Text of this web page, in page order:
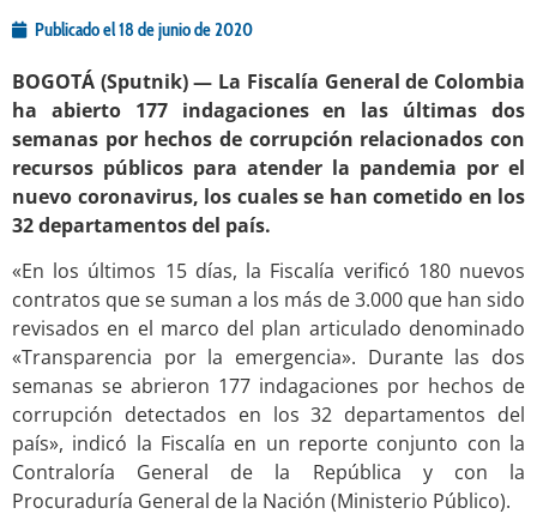
Publicado el18 de junio de 2020
BOGOTÁ (Sputnik) — La Fiscalía General de Colombia
ha abierto 177 indagaciones en las últimas dos
semanas por hechos de corrupción relacionados con
recursos públicos para atender la pandemia por el
nuevo coronavirus, los cuales se han cometido en los
32 departamentos del país.
«En los últimos 15 días, la Fiscalía verificó 180 nuevos
contratos que se suman a los más de 3.000 que han sido
revisados en el marco del plan articulado denominado
«Transparencia por la emergencia». Durante las dos
semanas se abrieron 177 indagaciones por hechos de
corrupción detectados en los 32 departamentos del
país», indicó la Fiscalía en un reporte conjunto con la
Contraloría General de la República y con la
Procuraduría General de la Nación (Ministerio Público).